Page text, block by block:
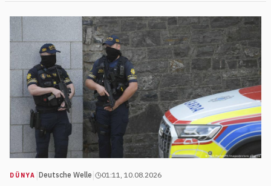
DÜNYA Deutsche Welle 01:11, 10.08.2026